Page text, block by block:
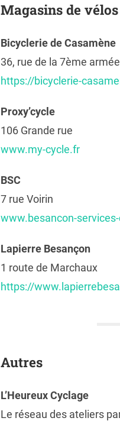
Magasins de vélos
Bicyclerie de Casamène
36, rue de la 7ème
https://bicyclerie-
Proxy’cycle
106 Grande rue
www.my-cycle.fr
BSC
7 rue Voirin
www.besancon-
Lapierre Besançon
1 route de Marchaux
https://
Autres
L’Heureux Cyclage
Le réseau des ateliers